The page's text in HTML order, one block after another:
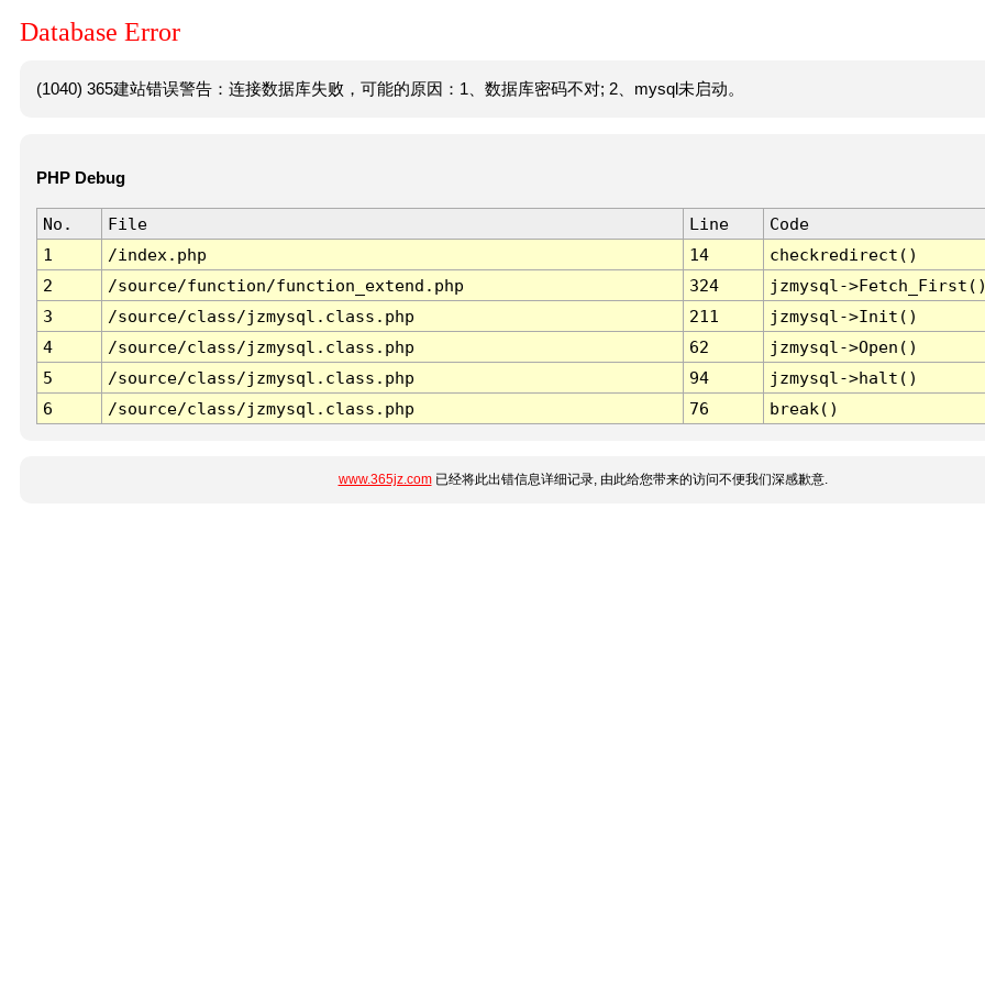
Database Error
(1040) 365建站错误警告：连接数据库失败，可能的原因：1、数据库密码不对; 2、mysql未启动。
PHP Debug
No. File Line
Code
1
/index.php 14
checkredirect()
2
/source/function/function_extend.php 324
jzmysql-
3
/source/class/jzmysql.class.php 211
jzmysql->Init()
4
/source/class/jzmysql.class.php 62
jzmysql->Open()
5
/source/class/jzmysql.class.php 94
jzmysql->halt()
6
/source/class/jzmysql.class.php 76 break()
www.365jz.com已经将此出错信息详细记录, 由此给您带来的访问不便我们深感歉意.